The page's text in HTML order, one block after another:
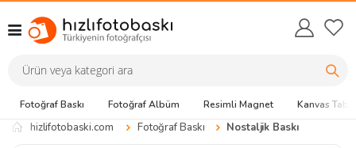
Fotoğraf Baskı Fotoğraf Albüm Resimli Magnet Kanvas
hizlifotobaski.com Fotoğraf Baskı Nostaljik Baskı